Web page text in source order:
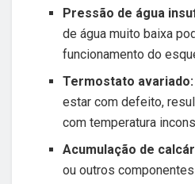
Pressão de água
de água muito baixa
funcionamento do
Termostato avariado:
estar com defeito,
com temperatura
Acumulação de
ou outros